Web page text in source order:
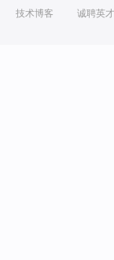
技术博客 诚聘英才